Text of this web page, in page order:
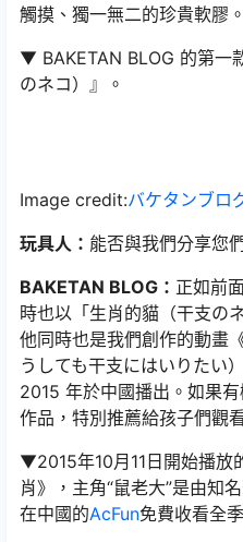
觸摸、獨一無二的珍貴軟膠。
▼ BAKETAN BLOG 的第一
のネコ）』。
Image credit:バケタンブロ
玩具人： 能否與我們分享您
BAKETAN BLOG： 正如前
時也以「生肖的貓（干支の
他同時也是我們創作的動畫
うしても干支にはいりたい
2015 年於中國播出。如果
作品，特別推薦給孩子們觀
▼2015年10月11日開始播放
肖》，主角“鼠老大”是由知
在中國的AcFun免費收看全